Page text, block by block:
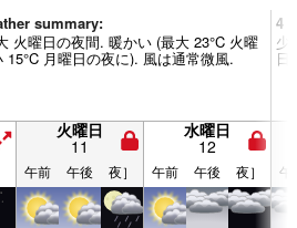
summary:
火曜日の夜間. 暖かい (最大 23°C 火曜
15°C 月曜日の夜に). 風は通常微風.
4 -
少
日
火曜日
11
水曜日
12
午前 午後 夜］ 午前 午後 夜］ 午